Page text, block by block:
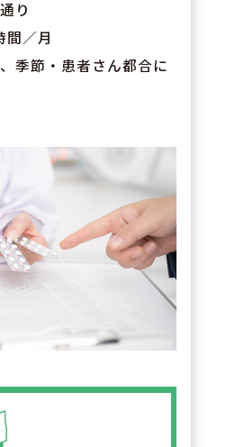
り
間／月
季節・患者さん都合に